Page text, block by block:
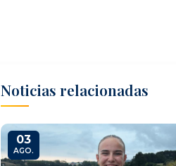
Noticias relacionadas
03
AGO.